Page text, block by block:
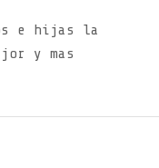
e hijas la
y mas